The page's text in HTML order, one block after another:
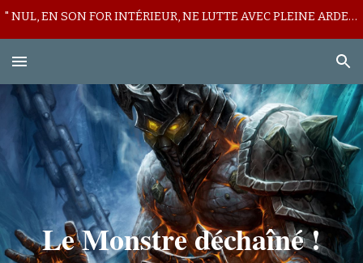
" NUL, EN SON FOR INTÉRIEUR, NE LUTTE AVEC PLEINE ARDEUR CONTRE SON LICITE MUR DE DÉFIANCE ! "
Le Monstre déchaîné !